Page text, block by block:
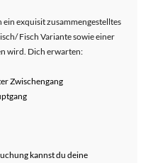
exquisit zusammengestelltes
Fisch Variante sowie einer
wird. Dich erwarten:
Zwischengang
kannst du deine